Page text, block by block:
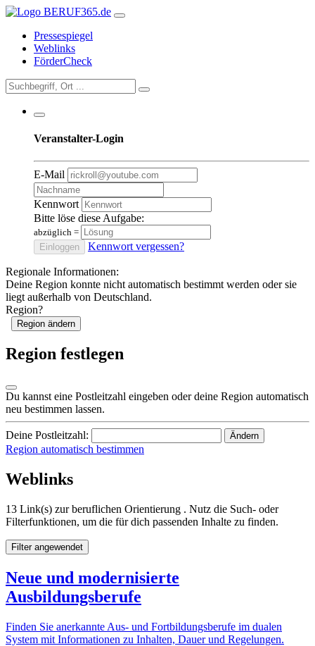
Pressespiegel
Weblinks
FörderCheck
Veranstalter-Login
E-Mail
Kennwort
Bitte löse diese Aufgabe:
abzüglich =
Einloggen
Kennwort vergessen?
Regionale Informationen:
Deine Region konnte nicht automatisch bestimmt werden oder sie
liegt außerhalb von Deutschland.
Region?
Region ändern
Region festlegen
Du kannst eine Postleitzahl eingeben oder deine Region automatisch
neu bestimmen lassen.
Deine Postleitzahl: Ändern
Region automatisch bestimmen
Weblinks
13 Link(s) zur beruflichen Orientierung . Nutz die Such- oder
Filterfunktionen, um die für dich passenden Inhalte zu finden.
Filter angewendet
Neue und modernisierte
Ausbildungsberufe
Finden Sie anerkannte Aus- und Fortbildungsberufe im dualen
System mit Informationen zu Inhalten, Dauer und Regelungen.